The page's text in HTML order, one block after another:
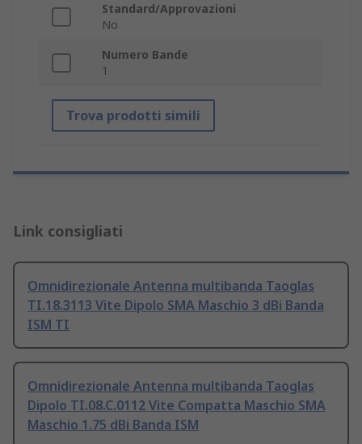
Standard/Approvazioni
No
Numero Bande
1
Trova prodotti simili
Link consigliati
Omnidirezionale Antenna multibanda Taoglas
TI.18.3113 Vite Dipolo SMA Maschio 3 dBi Banda
ISM TI
Omnidirezionale Antenna multibanda Taoglas
Dipolo TI.08.C.0112 Vite Compatta Maschio SMA
Maschio 1.75 dBi Banda ISM